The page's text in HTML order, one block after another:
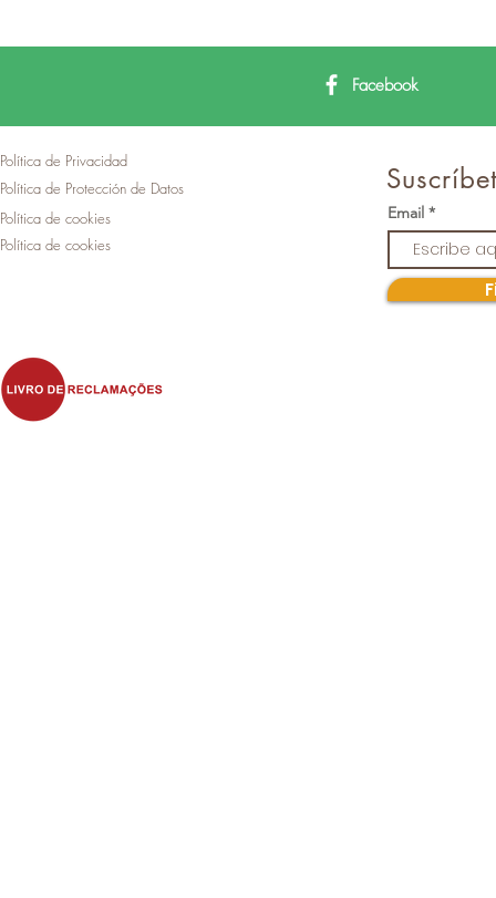
Facebook
Política de Privacidad
Política de Protección de Datos
Política de cookies
Política de cookies
Email